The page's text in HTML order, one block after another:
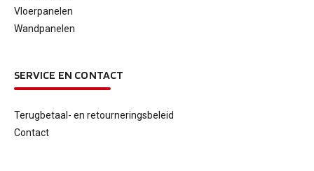
Vloerpanelen
Wandpanelen
SERVICE EN CONTACT
Terugbetaal- en retourneringsbeleid
Contact